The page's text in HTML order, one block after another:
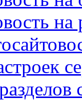
на